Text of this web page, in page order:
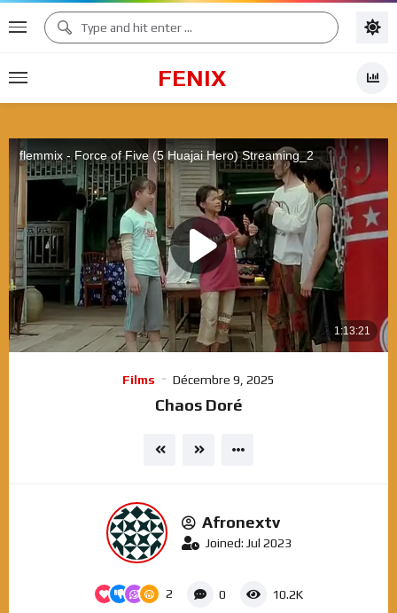
FENIX
Films Décembre 9, 2025
Chaos Doré
Afronextv
Joined: Jul 2023
2 0 10.2K